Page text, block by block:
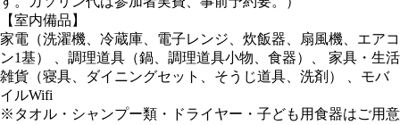
【室内備品】
家電（洗濯機、冷蔵庫、電子レンジ、炊飯器、扇風機、エアコ
ン1基） 、調理道具（鍋、調理道具小物、食器）、 家具・生活
雑貨（寝具、ダイニングセット、そうじ道具、洗剤） 、モバ
イルWifi
※タオル・シャンプー類・ドライヤー・子ども用食器はご用意